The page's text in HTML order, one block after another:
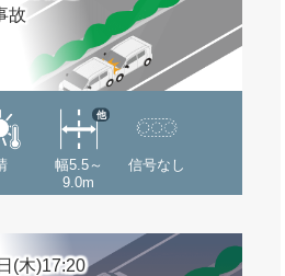
故
幅5.5～
9.0m
他
信号なし
(木)17:20